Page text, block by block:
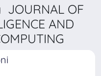
OF
AND